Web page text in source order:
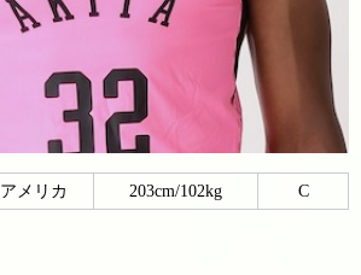
アメリカ 203cm/102kg C